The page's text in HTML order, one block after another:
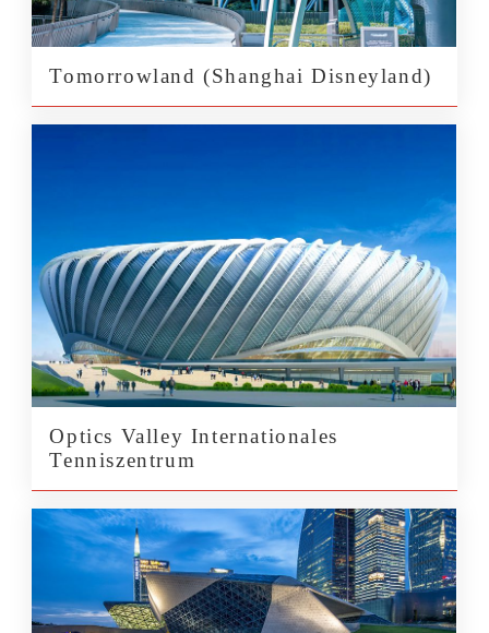
Tomorrowland (Shanghai Disneyland)
Optics Valley Internationales
Tenniszentrum